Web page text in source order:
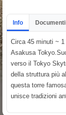
Info Documenti
Circa 45 minuti ~
Asakusa
verso il Tokyo
della struttura più
questa torre
unisce tradizioni